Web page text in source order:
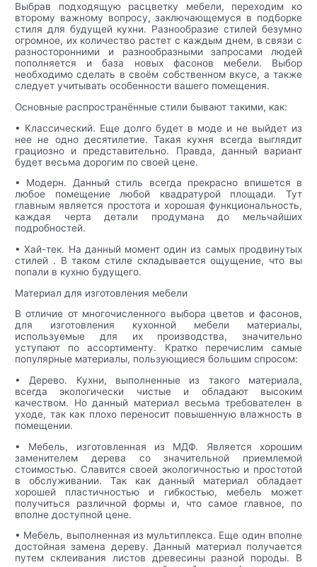
Выбрав подходящую расцветку мебели, переходим ко
второму важному вопросу, заключающемуся в подборке
стиля для будущей кухни. Разнообразие стилей безумно
огромное, их количество растет с каждым днем, в связи с
разносторонними и разнообразными запросами людей
пополняется и база новых фасонов мебели. Выбор
необходимо сделать в своём собственном вкусе, а также
следует учитывать особенности вашего помещения.
Основные распространённые стили бывают такими, как:
• Классический. Еще долго будет в моде и не выйдет из
нее не одно десятилетие. Такая кухня всегда выглядит
грациозно и представительно. Правда, данный вариант
будет весьма дорогим по своей цене.
• Модерн. Данный стиль всегда прекрасно впишется в
любое помещение любой квадратурой площади. Тут
главным является простота и хорошая функциональность,
каждая черта детали продумана до мельчайших
подробностей.
• Хай-тек. На данный момент один из самых продвинутых
стилей . В таком стиле складывается ощущение, что вы
попали в кухню будущего.
Материал для изготовления мебели
В отличие от многочисленного выбора цветов и фасонов,
для изготовления кухонной мебели материалы,
используемые для их производства, значительно
уступают по ассортименту. Кратко перечислим самые
популярные материалы, пользующиеся большим спросом:
• Дерево. Кухни, выполненные из такого материала,
всегда экологически чистые и обладают высоким
качеством. Но данный материал весьма требователен в
уходе, так как плохо переносит повышенную влажность в
помещении.
• Мебель, изготовленная из МДФ. Является хорошим
заменителем дерева со значительной приемлемой
стоимостью. Славится своей экологичностью и простотой
в обслуживании. Так как данный материал обладает
хорошей пластичностью и гибкостью, мебель может
получиться различной формы и, что самое главное, по
вполне доступной цене.
• Мебель, выполненная из мультиплекса. Еще один вполне
достойная замена дереву. Данный материал получается
путем склеивания листов древесины разной породы. В